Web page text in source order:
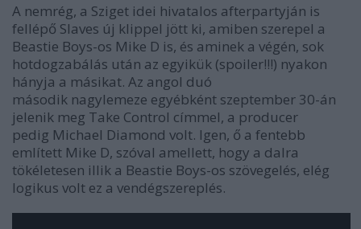
A nemrég, a Sziget idei hivatalos afterpartyján is
fellépő Slaves új klippel jött ki, amiben szerepel a
Beastie Boys-os Mike D is, és aminek a végén, sok
hotdogzabálás után az egyikük (spoiler!!!) nyakon
hányja a másikat. Az angol duó
második nagylemeze egyébként szeptember 30-án
jelenik meg Take Control címmel, a producer
pedig Michael Diamond volt. Igen, ő a fentebb
említett Mike D, szóval amellett, hogy a dalra
tökéletesen illik a Beastie Boys-os szövegelés, elég
logikus volt ez a vendégszereplés.